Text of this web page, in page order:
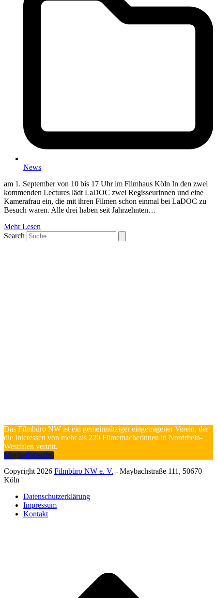
News
am 1. September von 10 bis 17 Uhr im Filmhaus Köln In den zwei
kommenden Lectures lädt LaDOC zwei Regisseurinnen und eine
Kamerafrau ein, die mit ihren Filmen schon einmal bei LaDOC zu
Besuch waren. Alle drei haben seit Jahrzehnten…
Mehr Lesen
Search
Das Filmbüro NW ist ein gemeinnütziger eingetragener Verein, der
die Interessen von mehr als 220 Filmemacherinnen in Nordrhein-
Westfalen vertritt.
Mitglied werden
Copyright 2026 Filmbüro NW e. V. - Maybachstraße 111, 50670
Köln
Datenschutzerklärung
Impressum
Kontakt